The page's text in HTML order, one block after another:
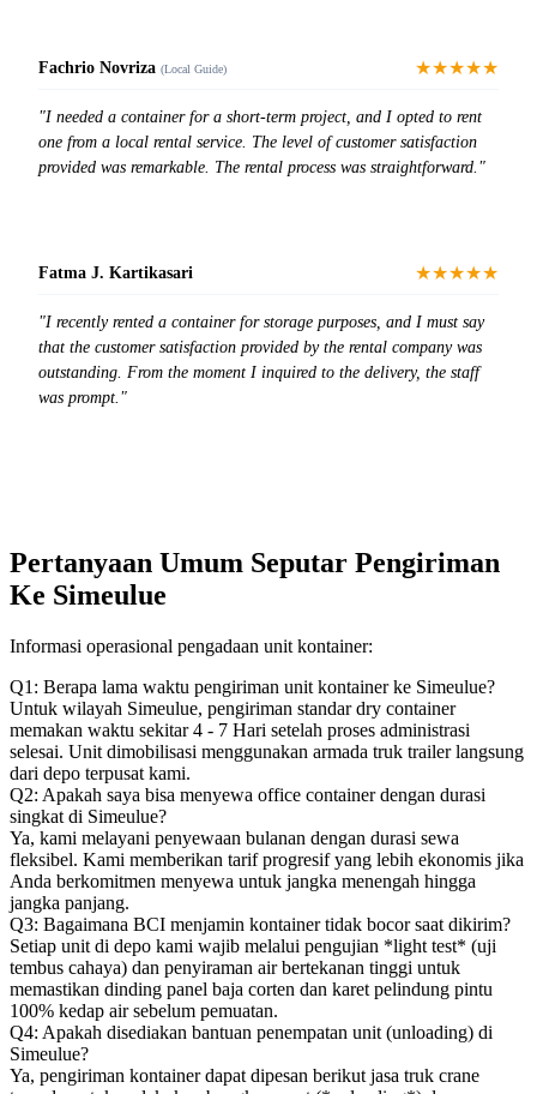
Fachrio Novriza (Local Guide) ★★★★★
"I needed a container for a short-term project, and I opted to rent
one from a local rental service. The level of customer satisfaction
provided was remarkable. The rental process was straightforward."
Fatma J. Kartikasari ★★★★★
"I recently rented a container for storage purposes, and I must say
that the customer satisfaction provided by the rental company was
outstanding. From the moment I inquired to the delivery, the staff
was prompt."
Pertanyaan Umum Seputar Pengiriman
Ke Simeulue
Informasi operasional pengadaan unit kontainer:
Q1: Berapa lama waktu pengiriman unit kontainer ke Simeulue?
Untuk wilayah Simeulue, pengiriman standar dry container
memakan waktu sekitar 4 - 7 Hari setelah proses administrasi
selesai. Unit dimobilisasi menggunakan armada truk trailer langsung
dari depo terpusat kami.
Q2: Apakah saya bisa menyewa office container dengan durasi
singkat di Simeulue?
Ya, kami melayani penyewaan bulanan dengan durasi sewa
fleksibel. Kami memberikan tarif progresif yang lebih ekonomis jika
Anda berkomitmen menyewa untuk jangka menengah hingga
jangka panjang.
Q3: Bagaimana BCI menjamin kontainer tidak bocor saat dikirim?
Setiap unit di depo kami wajib melalui pengujian *light test* (uji
tembus cahaya) dan penyiraman air bertekanan tinggi untuk
memastikan dinding panel baja corten dan karet pelindung pintu
100% kedap air sebelum pemuatan.
Q4: Apakah disediakan bantuan penempatan unit (unloading) di
Simeulue?
Ya, pengiriman kontainer dapat dipesan berikut jasa truk crane